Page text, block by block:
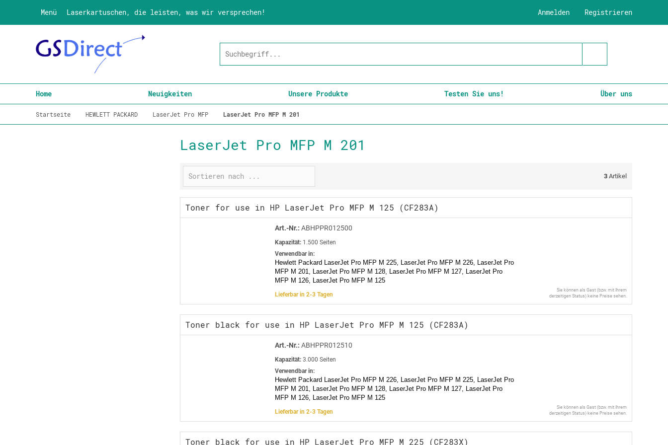
Menü Laserkartuschen, die leisten, was wir versprechen! Registrieren
Anmelden
Home Neuigkeiten Unsere Produkte Testen Sie uns! Über uns
Startseite HEWLETT PACKARD LaserJet Pro MFP LaserJet Pro MFP M 201
LaserJet Pro MFP M 201
3 Artikel
Toner for use in HP LaserJet Pro MFP M 125 (CF283A)
Art.-Nr.: ABHPPR012500
Kapazität: 1.500 Seiten
Verwendbar in:
Hewlett Packard LaserJet Pro MFP M 225, LaserJet Pro MFP M 226, LaserJet Pro
MFP M 201, LaserJet Pro MFP M 128, LaserJet Pro MFP M 127, LaserJet Pro
MFP M 126, LaserJet Pro MFP M 125
Lieferbar in 2-3 Tagen
Sie können als Gast (bzw. mit Ihrem
derzeitigen Status) keine Preise sehen.
Toner black for use in HP LaserJet Pro MFP M 125 (CF283A)
Art.-Nr.: ABHPPR012510
Kapazität: 3.000 Seiten
Verwendbar in:
Hewlett Packard LaserJet Pro MFP M 226, LaserJet Pro MFP M 225, LaserJet Pro
MFP M 201, LaserJet Pro MFP M 128, LaserJet Pro MFP M 127, LaserJet Pro
MFP M 126, LaserJet Pro MFP M 125
Lieferbar in 2-3 Tagen
Sie können als Gast (bzw. mit Ihrem
derzeitigen Status) keine Preise sehen.
Toner black for use in HP LaserJet Pro MFP M 225 (CF283X)